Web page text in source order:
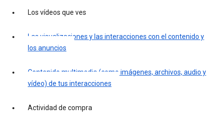
Los vídeos que ves
Las visualizaciones y las interacciones con el contenido y
los anuncios
Contenido multimedia (como imágenes, archivos, audio y
vídeo) de tus interacciones
Actividad de compra